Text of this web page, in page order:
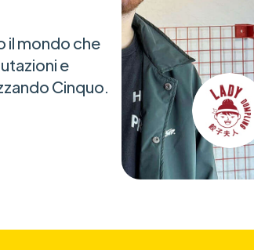
il mondo che
e
Cinquo.